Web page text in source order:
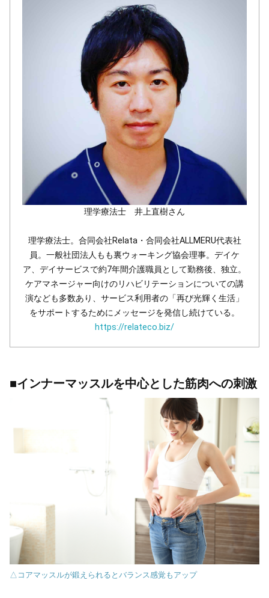
理学療法士 井上直樹さん
理学療法士。合同会社Relata・合同会社ALLMERU代表社
員。一般社団法人もも裏ウォーキング協会理事。デイケ
ア、デイサービスで約7年間介護職員として勤務後、独立。
ケアマネージャー向けのリハビリテーションについての講
演なども多数あり、サービス利用者の「再び光輝く生活」
をサポートするためにメッセージを発信し続けている。
https://relateco.biz/
■インナーマッスルを中心とした筋肉への刺激
△コアマッスルが鍛えられるとバランス感覚もアップ